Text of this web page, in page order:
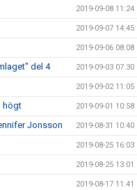
2019-09-08 11:24
2019-09-07 14:45
2019-09-06 08:08
del 4 2019-09-03 07:30
2019-09-02 11:05
högt 2019-09-01 10:58
Jonsson 2019-08-31 10:40
2019-08-25 16:03
2019-08-25 13:01
2019-08-17 11:41